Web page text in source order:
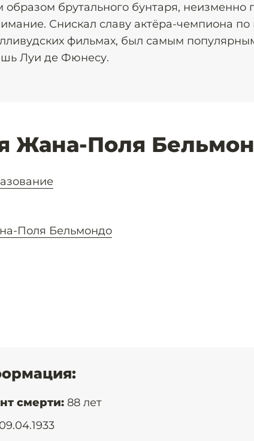
образом брутального бунтаря, неизменно
Снискал славу актёра-чемпиона
фильмах, был самым
Луи де Фюнесу.
Жана-Поля
Поля Бельмондо
смерти: 88 лет
09.04.1933